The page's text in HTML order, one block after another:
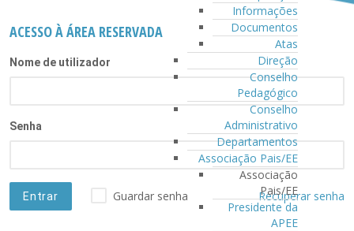
Informações
Documentos
Atas
Direção
Conselho
Pedagógico
Conselho
Administrativo
Departamentos
Associação Pais/EE
Associação
Pais/EE
Presidente da
APEE
ACESSO À ÁREA RESERVADA
Nome de utilizador
Senha
Guardar senha Recuperar senha